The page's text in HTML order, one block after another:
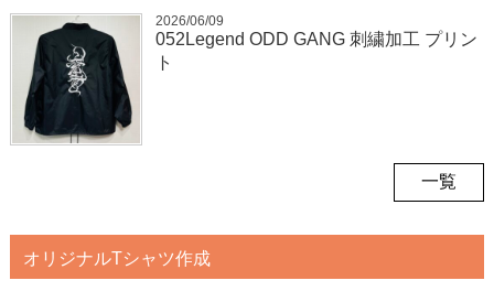
2026/06/09
052Legend ODD GANG 刺繍加工 プリン
ト
一覧
オリジナルTシャツ作成